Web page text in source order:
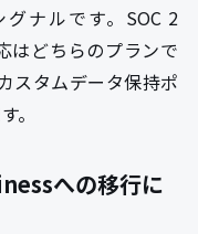
ナルです。SOC 2
はどちらのプランで
スタムデータ保持ポ
。
への移行に